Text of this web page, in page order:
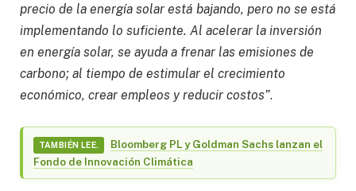
precio de la energía solar está bajando, pero no se está
implementando lo suficiente. Al acelerar la inversión
en energía solar, se ayuda a frenar las emisiones de
carbono; al tiempo de estimular el crecimiento
económico, crear empleos y reducir costos”.
TAMBIÉN LEE.
Bloomberg PL y Goldman Sachs lanzan el
Fondo de Innovación Climática